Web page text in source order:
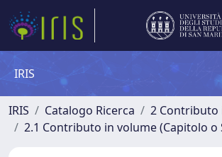
IRIS
IRIS Catalogo Ricerca
2 Contributo
2.1 Contributo in volume (Capitolo o